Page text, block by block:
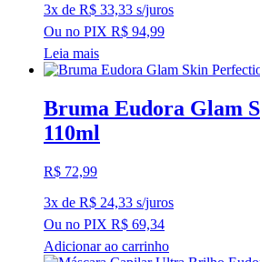
3x de R$ 33,33 s/juros
Ou no PIX R$ 94,99
Leia mais
Bruma Eudora Glam
110ml
R$ 72,99
3x de R$ 24,33 s/juros
Ou no PIX R$ 69,34
Adicionar ao carrinho